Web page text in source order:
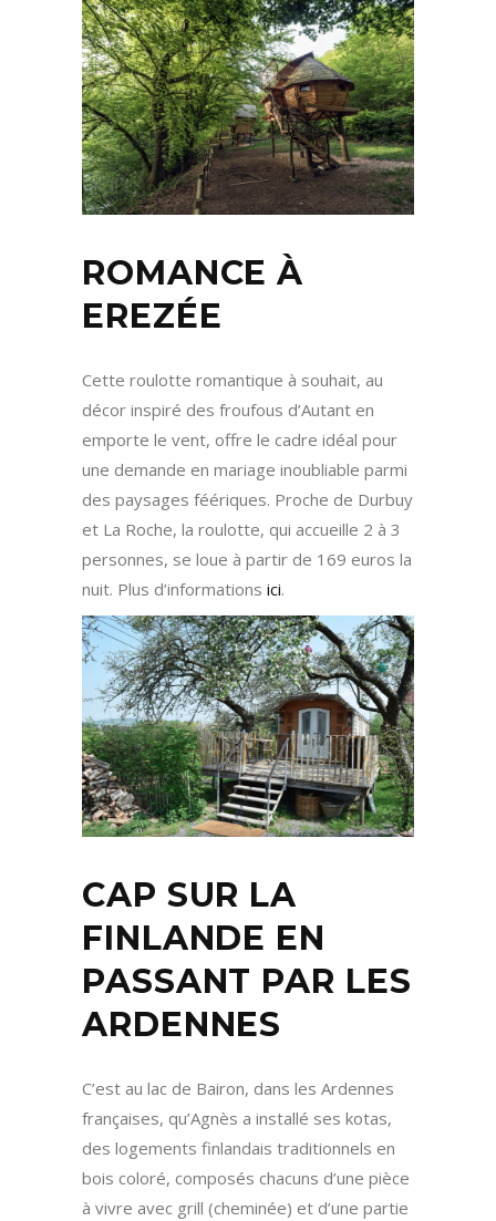
ROMANCE À
EREZÉE
Cette roulotte romantique à souhait, au
décor inspiré des froufous d’Autant en
emporte le vent, offre le cadre idéal pour
une demande en mariage inoubliable parmi
des paysages féériques. Proche de Durbuy
et La Roche, la roulotte, qui accueille 2 à 3
personnes, se loue à partir de 169 euros la
nuit. Plus d’informations ici.
CAP SUR LA
FINLANDE EN
PASSANT PAR LES
ARDENNES
C’est au lac de Bairon, dans les Ardennes
françaises, qu’Agnès a installé ses kotas,
des logements finlandais traditionnels en
bois coloré, composés chacuns d’une pièce
à vivre avec grill (cheminée) et d’une partie